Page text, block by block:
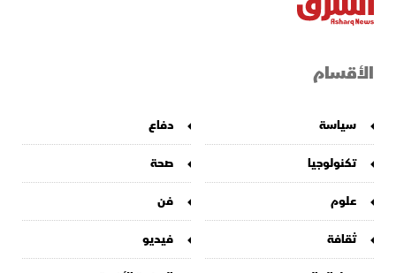
الأقسام
سياسة
دفاع
تكنولوجيا
صحة
علوم
فن
ثقافة
فيديو